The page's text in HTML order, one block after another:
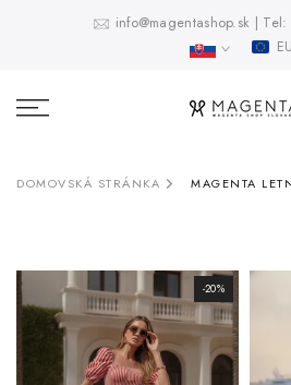
info@magentashop.sk | Tel:
DOMOVSKÁ STRÁNKA MAGENTA
-20%